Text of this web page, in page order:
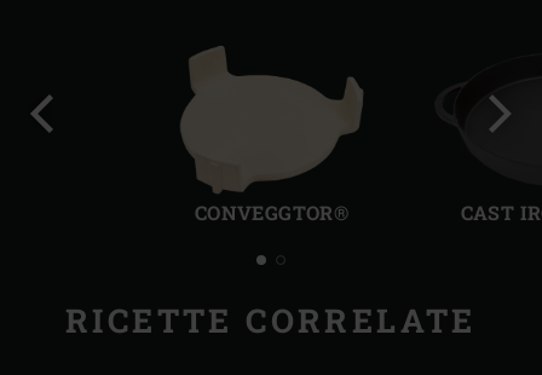
CONVEGGTOR® CAST
RICETTE CORRELATE